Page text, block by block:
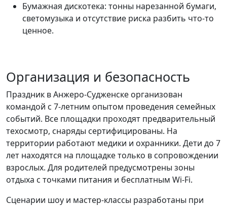
Бумажная дискотека: тонны нарезанной бумаги,
светомузыка и отсутствие риска разбить что-то
ценное.
Организация и безопасность
Праздник в Анжеро-Судженске организован
командой с 7-летним опытом проведения семейных
событий. Все площадки проходят предварительный
техосмотр, снаряды сертифицированы. На
территории работают медики и охранники. Дети до 7
лет находятся на площадке только в сопровождении
взрослых. Для родителей предусмотрены зоны
отдыха с точками питания и бесплатным Wi-Fi.
Сценарии шоу и мастер-классы разработаны при